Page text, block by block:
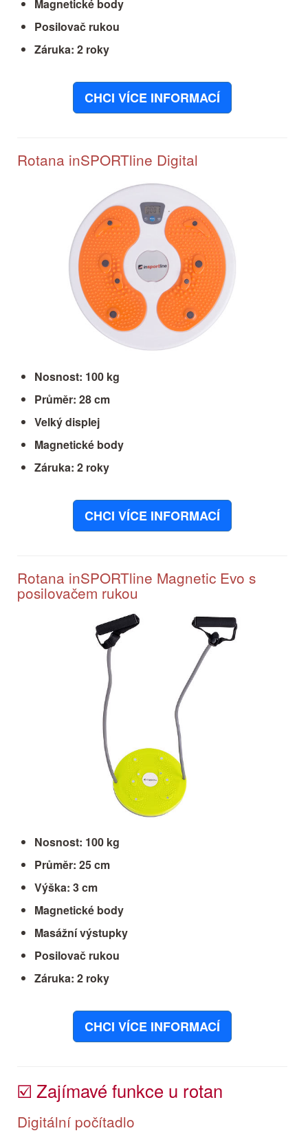
Magnetické body
Posilovač rukou
Záruka: 2 roky
CHCI VÍCE INFORMACÍ
Rotana inSPORTline Digital
Nosnost: 100 kg
Průměr: 28 cm
Velký displej
Magnetické body
Záruka: 2 roky
CHCI VÍCE INFORMACÍ
Rotana inSPORTline Magnetic Evo s
posilovačem rukou
Nosnost: 100 kg
Průměr: 25 cm
Výška: 3 cm
Magnetické body
Masážní výstupky
Posilovač rukou
Záruka: 2 roky
CHCI VÍCE INFORMACÍ
☑️ Zajímavé funkce u rotan
Digitální počítadlo